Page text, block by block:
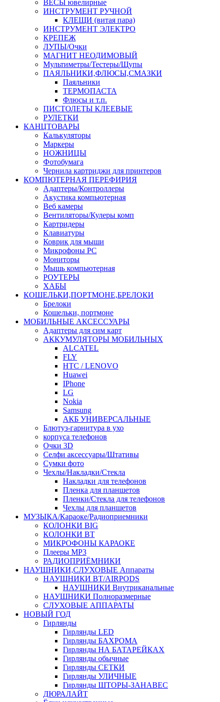
ВЕСЫ ювелирные
ИНСТРУМЕНТ РУЧНОЙ
КЛЕЩИ (витая пара)
ИНСТРУМЕНТ ЭЛЕКТРО
КРЕПЕЖ
ЛУПЫ/Очки
МАГНИТ НЕОДИМОВЫЙ
Мультиметры/Тестеры/Щупы
ПАЯЛЬНИКИ,ФЛЮСЫ,СМАЗКИ
Паяльники
ТЕРМОПАСТА
Флюсы и т.п.
ПИСТОЛЕТЫ КЛЕЕВЫЕ
РУЛЕТКИ
КАНЦТОВАРЫ
Калькуляторы
Маркеры
НОЖНИЦЫ
Фотобумага
Чернила картриджи для принтеров
КОМПЮТЕРНАЯ ПЕРЕФИРИЯ
Адаптеры/Контроллеры
Акустика компьютерная
Веб камеры
Вентиляторы/Кулеры комп
Картридеры
Клавиатуры
Коврик для мыши
Микрофоны PC
Мониторы
Мышь компьютерная
РОУТЕРЫ
ХАБЫ
КОШЕЛЬКИ,ПОРТМОНЕ,БРЕЛОКИ
Брелоки
Кошельки, портмоне
МОБИЛЬНЫЕ АКСЕССУАРЫ
Адаптеры для сим карт
АККУМУЛЯТОРЫ МОБИЛЬНЫХ
ALCATEL
FLY
HTC / LENOVO
Huawei
IPhone
LG
Nokia
Samsung
АКБ УНИВЕРСАЛЬНЫЕ
Блютуз-гарнитура в ухо
корпуса телефонов
Очки 3D
Селфи аксессуары/Штативы
Сумки фото
Чехлы/Накладки/Стекла
Накладки для телефонов
Пленка для планшетов
Пленки/Стекла для телефонов
Чехлы для планшетов
МУЗЫКА/Караоке/Радиоприемники
КОЛОНКИ BIG
КОЛОНКИ BT
МИКРОФОНЫ КАРАОКЕ
Плееры MP3
РАДИОПРИЁМНИКИ
НАУШНИКИ,СЛУХОВЫЕ Аппараты
НАУШНИКИ BT/AIRPODS
НАУШНИКИ Внутриканальные
НАУШНИКИ Полноразмерные
СЛУХОВЫЕ АППАРАТЫ
НОВЫЙ ГОД
Гирлянды
Гирлянды LED
Гирлянды БАХРОМА
Гирлянды НА БАТАРЕЙКАХ
Гирлянды обычные
Гирлянды СЕТКИ
Гирлянды УЛИЧНЫЕ
Гирлянды ШТОРЫ-ЗАНАВЕС
ДЮРАЛАЙТ